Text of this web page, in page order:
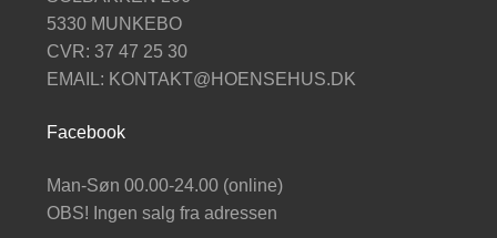
5330 MUNKEBO
CVR: 37 47 25 30
EMAIL: KONTAKT@HOENSEHUS.DK
Facebook
Man-Søn 00.00-24.00 (online)
OBS! Ingen salg fra adressen